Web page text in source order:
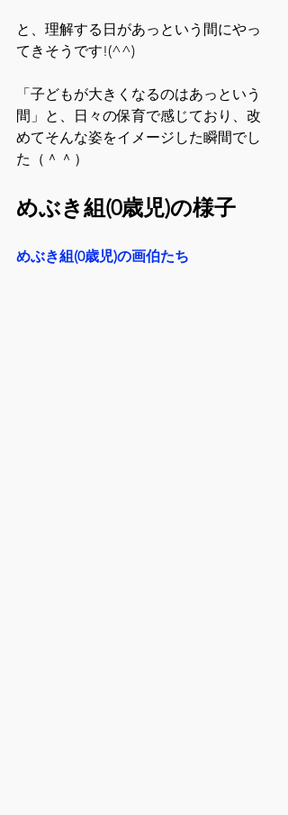
と、理解する日があっという間にやっ
てきそうです!(^^)
「子どもが大きくなるのはあっという
間」と、日々の保育で感じており、改
めてそんな姿をイメージした瞬間でし
た（＾＾）
めぶき組(0歳児)の様子
めぶき組(0歳児)の画伯たち